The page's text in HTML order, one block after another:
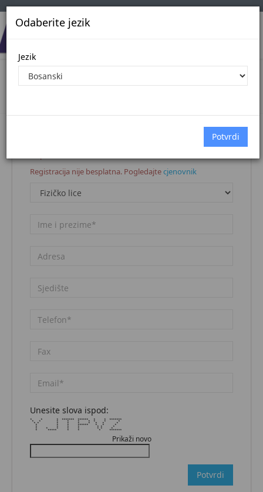
Odaberite jezik
Jezik
Registracija korisnika
Registracija nije besplatna. Pogledajtecjenovnik
Unesite slova ispod:
* * * ******* ****** * * *******
* * * * * * * * *
* * * * * * * * *
* * * ****** * * *
* * * * * * *
* * * * * * * *
* ***** * * * *******
Prikaži novo
Potvrdi